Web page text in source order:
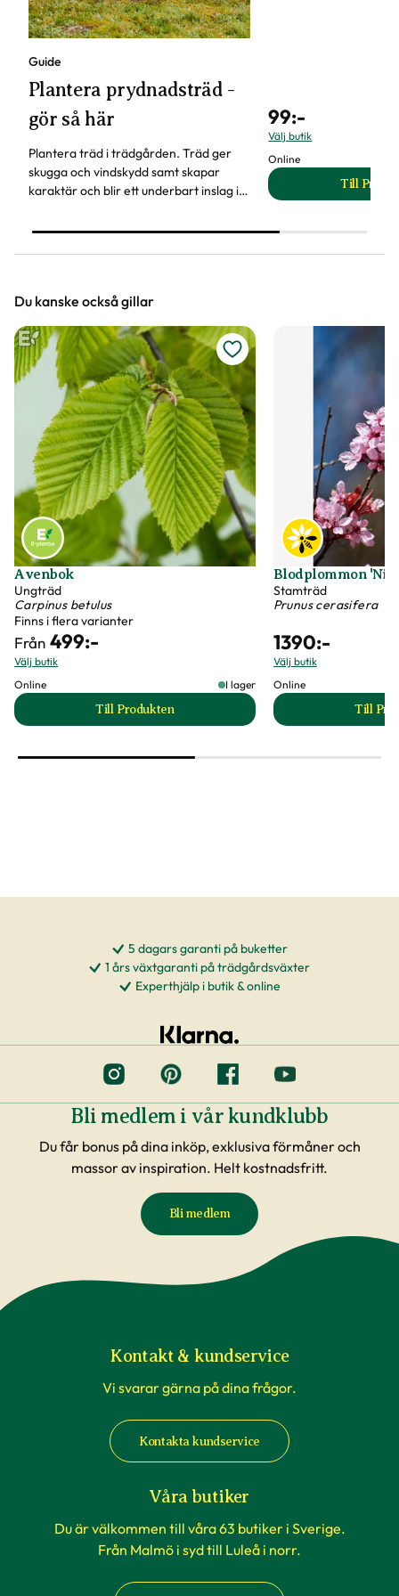
Guide
Plantera prydnadsträd -
gör så här
Plantera träd i trädgården. Träd ger
skugga och vindskydd samt skapar
karaktär och blir ett underbart inslag i
du ska plantera träd.
99:-
Välj butik
Online
Till
Du kanske också gillar
Avenbok
Ungträd
Carpinus betulus
Finns i flera varianter
Från 499:-
Välj butik
Online
I lager
Till Produkten
till Avenbok produktsida
Blodplommon
Stamträd
Prunus cerasifera
1390:-
Välj butik
Online
Till
5 dagars garanti på buketter
1 års växtgaranti på trädgårdsväxter
Experthjälp i butik & online
Bli medlem i vår kundklubb
Du får bonus på dina inköp, exklusiva förmåner och
massor av inspiration. Helt kostnadsfritt.
Bli medlem
Kontakt & kundservice
Vi svarar gärna på dina frågor.
Kontakta kundservice
Våra butiker
Du är välkommen till våra 63 butiker i Sverige.
Från Malmö i syd till Luleå i norr.